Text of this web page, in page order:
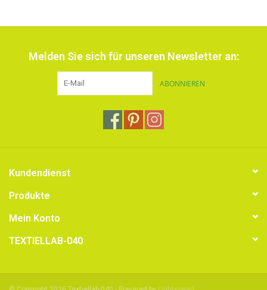
Melden Sie sich für unseren Newsletter an:
ABONNIEREN
Kundendienst
Produkte
Mein Konto
TEXTIELLAB-040